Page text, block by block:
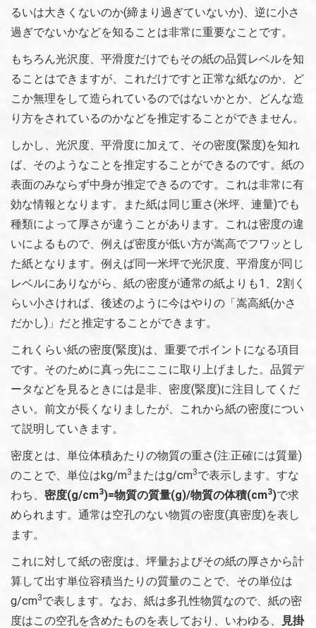
るいは大きくないのか(締まり過ぎていないか)、逆に小さ
過ぎでないかなどを知ることは非常に重要なことです。
もちろん光沢度、平滑度だけでもその紙の品質レベルを知
ることはできますが、これだけですと正常な紙なのか、ど
こか無理をして造られているのではないかとか、どんな造
り方をされているのかなどを推定することができません。
しかし、光沢度、平滑度に加えて、その密度(緊度)を知れ
ば、そのようなことを推定することができるのです。紙の
表面のみならず中身が推定できるのです。これは非常に有
効な情報となります。また紙は同じ重さ(米坪、連量)でも
種類によって厚さが違うことがあります。これは密度の違
いによるもので、例えば密度が低い方が嵩高でフワッとし
た紙となります。例えば同一米坪で光沢度、平滑度が同じ
レベルにありながら、紙の密度が通常の紙よりも1、2割く
らい小さければ、後述のように今はやりの「嵩高紙(かさ
だかし)」だと推定することができます。
これくらい紙の密度(緊度)は、重要でポイントになる項目
です。そのために真っ先にここに取り上げました。品質デ
ータなどを見るときには是非、密度(緊度)に注目してくだ
さい。前文が長くなりましたが、これから紙の密度につい
て説明していきます。
密度とは、単位体積あたりの物質の重さ(注:正確には質量)
のことで、単位はkg/m3 またはg/cm3で表示します。すな
わち、 密度(g/cm3)=物質の質量(g)/物質の体積(cm3)で求
められます。通常は空孔のない物質の密度(真密度)を表し
ます。
これに対して紙の密度は、坪量およびその紙の厚さから計
算して出す単位容積当たりの質量のことで、その単位は
g/cm3で表します。なお、紙は多孔性物質なので、紙の密
度はこの空孔を含めたものを表しており、いわゆる、
見掛